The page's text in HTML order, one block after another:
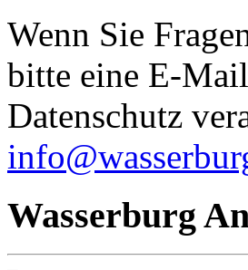
Wenn Sie
bitte eine E-
Datenschutz
Wasserburg